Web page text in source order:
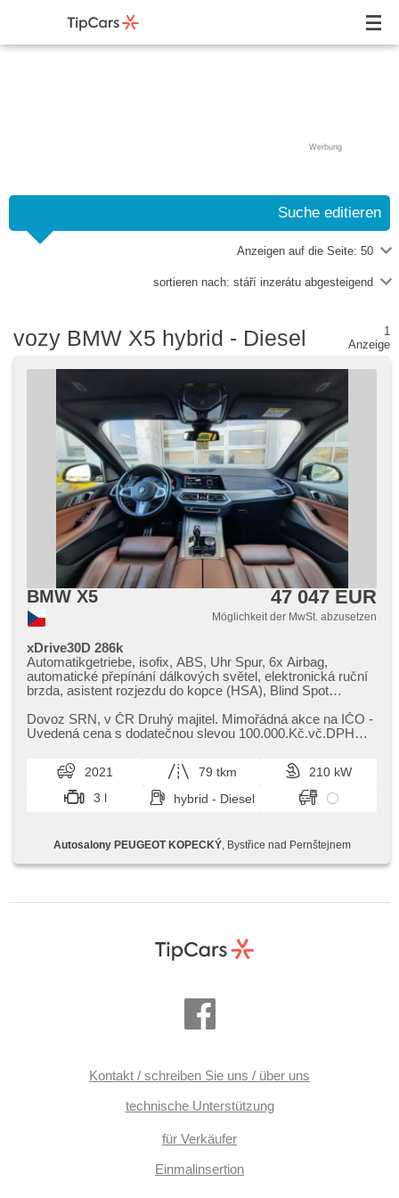
Werbung
Suche editieren
Anzeigen auf die Seite: 50
sortieren nach: stáří inzerátu abgesteigend
vozy BMW X5 hybrid - Diesel
1
Anzeige
BMW X5 47 047 EUR
Möglichkeit der MwSt. abzusetzen
xDrive30D 286k
Automatikgetriebe, isofix, ABS, Uhr Spur, 6x Airbag,
automatické přepínání dálkových světel, elektronická ruční
brzda, asistent rozjezdu do kopce (HSA), Blind Spot
Stabilitätsprogramm (ESP), Adaptive
Geschwindigkeitsregelung, 2-Zonen Klimaanlage,
Dachfenster, El. Deckel des Kofferraums, El. Klappspiegel,
hands free, head-up display, Parkassistent, Antrieb 4x4,
Autoradio, Navigation, Sound systém Hi-fi, USB, Teilbare
Rücksitzbank, El. einstellbare Sitze, Lederpolsterung,
höheneinstellbare Sitze, Alufelgen, Dachträger, zatmavená
zadní skla, Anhängerkupplung
Dovoz SRN,​ v ČR Druhý majitel. Mimořádná akce na IČO ​-
Uvedená cena s dodatečnou slevou 100.000.Kč.vč.DPH
2021 79 tkm
210 kW
3 l
hybrid - Diesel
Autosalony PEUGEOT KOPECKÝ, Bystřice nad Pernštejnem
Kontakt / schreiben Sie uns / über uns
technische Unterstützung
für Verkäufer
Einmalinsertion